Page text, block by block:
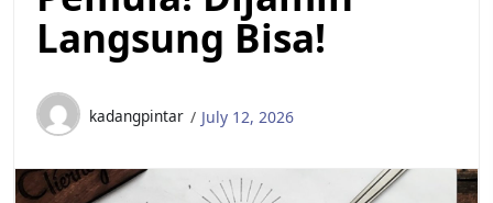
Langsung Bisa!
kadangpintar July 12, 2026